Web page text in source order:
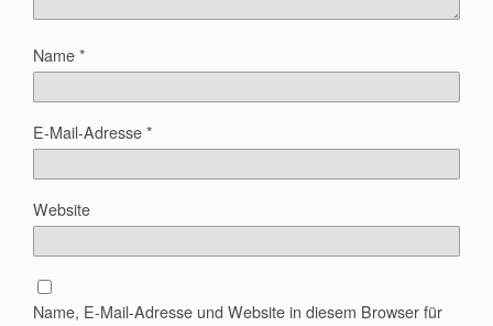
Name*
E-Mail-Adresse*
Website
Name, E-Mail-Adresse und Website in diesem Browser für